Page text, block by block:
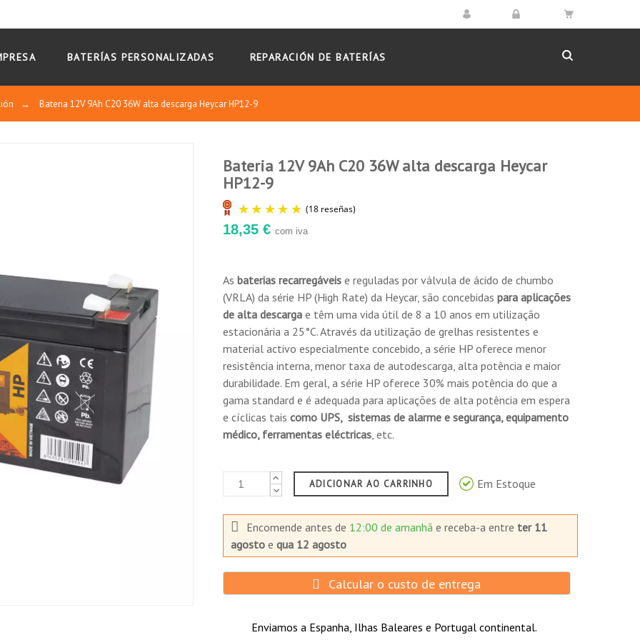
BATERÍAS PERSONALIZADAS REPARACIÓN DE BATERÍAS
→ Bateria 12V 9Ah C20 36W alta descarga Heycar HP12-9
Bateria 12V 9Ah C20 36W alta descarga Heycar
HP12-9
18,35 € com iva
As baterias recarregáveise reguladas por válvula de ácido de chumbo
(VRLA) da série HP (High Rate) da Heycar, são concebidas para aplicações
de alta descargae têm uma vida útil de 8 a 10 anos em utilização
estacionária a 25°C. Através da utilização de grelhas resistentes e
material activo especialmente concebido, a série HP oferece menor
resistência interna, menor taxa de autodescarga, alta potência e maior
durabilidade. Em geral, a série HP oferece 30% mais potência do que a
gama standard e é adequada para aplicações de alta potência em espera
e cíclicas tais como UPS, sistemas de alarme e segurança, equipamento
médico, ferramentas eléctricas, etc.
ADICIONAR AO CARRINHO Em Estoque
Encomende antes de 12:00 de amanhã e receba-a entre ter 11
agostoe qua 12 agosto
Calcular o custo de entrega
Enviamos a Espanha, Ilhas Baleares e Portugal continental.
de adicionar água.
9.3/ 10
Basado en 18
Ordenar por fecha descendente
:
Comprador Verificado
Publicado el 7/22/25, 3:34 PM
Todo perfecto un gran asesoramiento
Comprador Verificado
Publicado el 10/21/24, 5:16 PM